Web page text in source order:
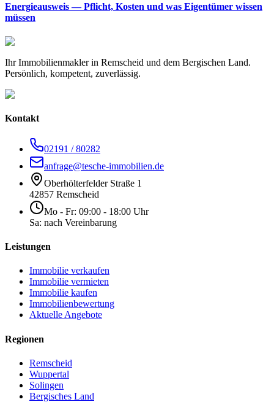
Energieausweis — Pflicht, Kosten und was Eigentümer wissen
müssen
Ihr Immobilienmakler in Remscheid und dem Bergischen Land.
Persönlich, kompetent, zuverlässig.
Kontakt
02191 / 80282
anfrage@tesche-immobilien.de
Oberhölterfelder Straße 1
42857 Remscheid
Mo - Fr: 09:00 - 18:00 Uhr
Sa: nach Vereinbarung
Leistungen
Immobilie verkaufen
Immobilie vermieten
Immobilie kaufen
Immobilienbewertung
Aktuelle Angebote
Regionen
Remscheid
Wuppertal
Solingen
Bergisches Land